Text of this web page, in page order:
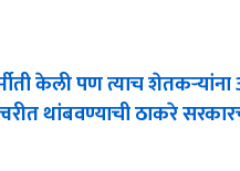
केली पण त्याच
थांबवण्याची ठाकरे